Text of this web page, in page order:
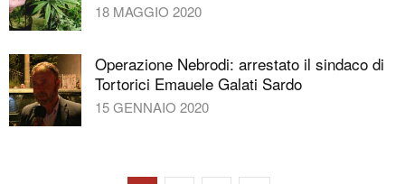
18 MAGGIO 2020
Operazione Nebrodi: arrestato il sindaco di
Tortorici Emauele Galati Sardo
15 GENNAIO 2020